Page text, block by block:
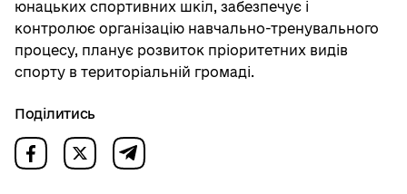
юнацьких спортивних шкіл, забезпечує і
контролює організацію навчально-тренувального
процесу, планує розвиток пріоритетних видів
спорту в територіальній громаді.
Поділитись